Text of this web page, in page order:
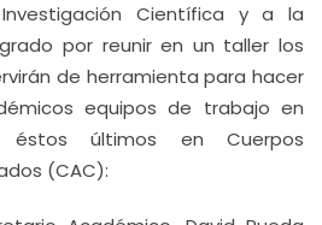
Científica y a la
por reunir en un taller los
de herramienta para hacer
equipos de trabajo en
últimos en Cuerpos
(CAC):